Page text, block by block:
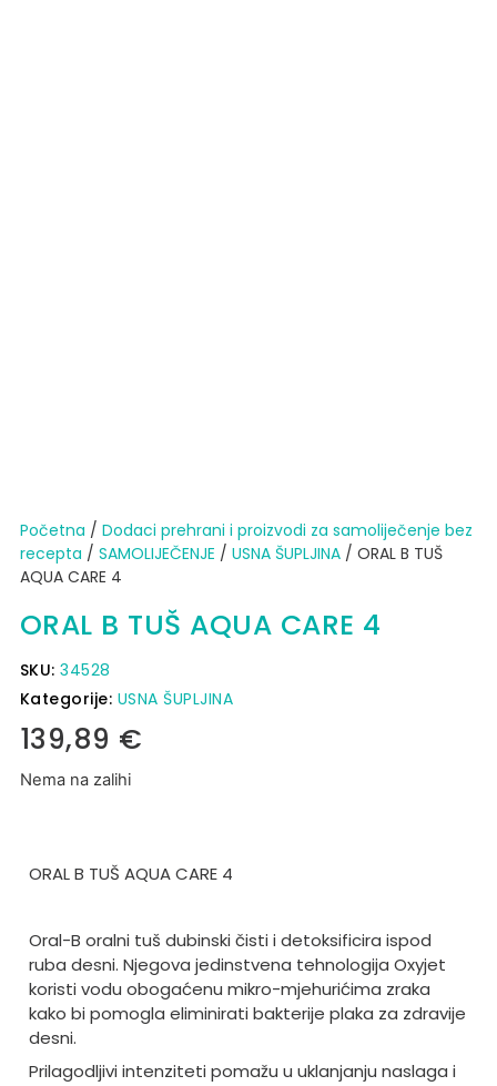
Početna / Dodaci prehrani i proizvodi za samoliječenje bez
recepta / SAMOLIJEČENJE / USNA ŠUPLJINA/ ORAL B TUŠ
AQUA CARE 4
ORAL B TUŠ AQUA CARE 4
SKU:34528
Kategorije: USNA ŠUPLJINA
139,89 €
Nema na zalihi
ORAL B TUŠ AQUA CARE 4
Oral-B oralni tuš dubinski čisti i detoksificira ispod
ruba desni. Njegova jedinstvena tehnologija Oxyjet
koristi vodu obogaćenu mikro-mjehurićima zraka
kako bi pomogla eliminirati bakterije plaka za zdravije
desni.
Prilagodljivi intenziteti pomažu u uklanjanju naslaga i